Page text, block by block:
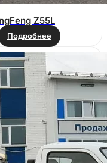
Z55L
Подробнее